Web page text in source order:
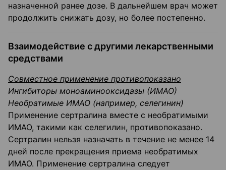
назначенной ранее дозе. В дальнейшем врач может
продолжить снижать дозу, но более постепенно.
Взаимодействие с другими лекарственными
средствами
Совместное применение противопоказано
Ингибиторы моноаминооксидазы (ИМАО)
Необратимые ИМАО (например, селегинин)
Применение сертралина вместе с необратимыми
ИМАО, такими как селегилин, противопоказано.
Сертралин нельзя назначать в течение не менее 14
дней после прекращения приема необратимых
ИМАО. Применение сертралина следует